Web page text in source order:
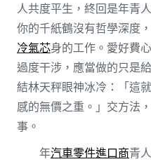
人共度平生，終回是年青
你的千紙鶴沒有哲學深度
冷氣芯身的工作。愛好費
過度干涉，應當做的只是
結林天秤眼神冰冷：「這
感的無價之重。」交方法
事。
年汽車零件進口商青